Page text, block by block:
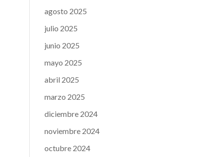
agosto 2025
julio 2025
junio 2025
mayo 2025
abril 2025
marzo 2025
diciembre 2024
noviembre 2024
octubre 2024